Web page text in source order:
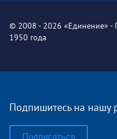
© 2008 - 2026 «Единение» -
1950 года
Подпишитесь на нашу
Подписаться